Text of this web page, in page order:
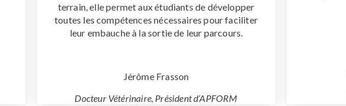
terrain, elle permet aux étudiants de développer
toutes les compétences nécessaires pour faciliter
leur embauche à la sortie de leur parcours.
Jérôme Frasson
Docteur Vétérinaire, Président d’APFORM